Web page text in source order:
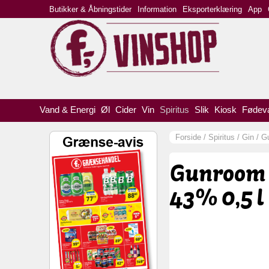
Vand & Energi Øl Cider Vin Spiritus Slik Kiosk
Forside / Spiritus / Gin /
43% 0,5 l
Butikker & Åbningstider Information Eksporterklæring App